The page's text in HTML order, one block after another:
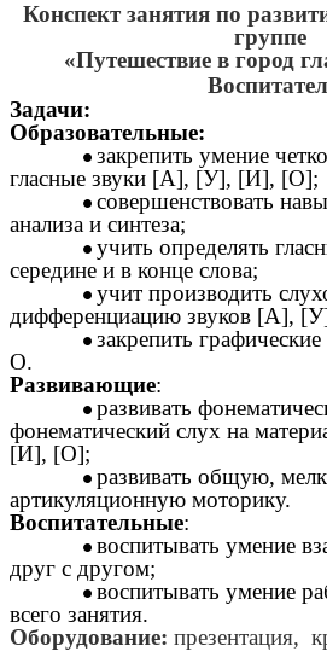
Конспект занятия по
группе
«Путешествие в город
Задачи:
Образовательные:
закрепить умение
гласные звуки [А], [У], [И], [О];
совершенствовать
анализа и синтеза;
учить определять
середине и в конце слова;
учит производить
дифференциацию звуков [А],
закрепить
О.
Развивающие:
развивать
фонематический слух на
[И], [О];
развивать общую,
артикуляционную моторику.
Воспитательные:
воспитывать умение
друг с другом;
воспитывать умение
всего занятия.
Оборудование: презентация,